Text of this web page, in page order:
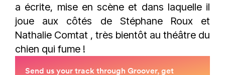
a écrite, mise en scène et dans laquelle il
joue aux côtés de Stéphane Rouxet
Nathalie Comtat , très bientôt au théâtre du
chien qui fume !